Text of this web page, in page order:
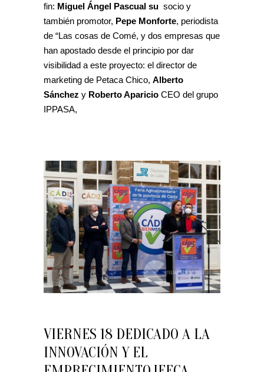
fin: Miguel Ángel Pascual su socio y
también promotor, Pepe Monforte, periodista
de “Las cosas de Comé, y dos empresas que
han apostado desde el principio por dar
visibilidad a este proyecto: el director de
marketing de Petaca Chico, Alberto
Sánchez y Roberto Aparicio CEO del grupo
IPPASA,
VIERNES 18 DEDICADO A LA
INNOVACIÓN Y EL